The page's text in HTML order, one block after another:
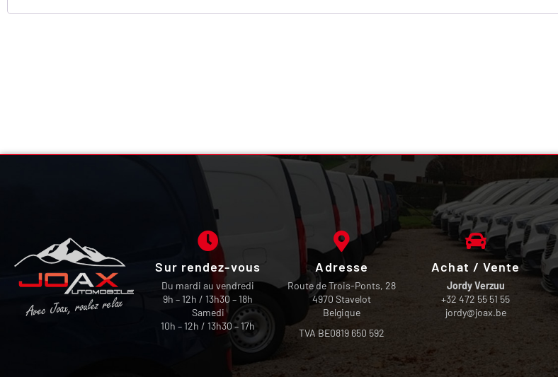
Sur rendez-vous
Du mardi au vendredi
9h – 12h / 13h30 – 18h
Samedi
10h – 12h / 13h30 – 17h
Adresse
Route de Trois-Ponts, 28
4970 Stavelot
Belgique
TVA BE0819 650 592
Achat / Vente
Jordy Verzuu
+32 472 55 51 55
jordy@joax.be